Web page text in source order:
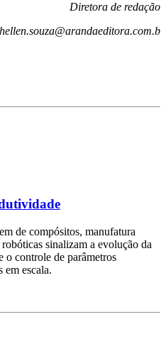
Diretora de redação
hellen.souza@arandaeditora.com.b
de compósitos, manufatura
sinalizam a evolução da
o controle de parâmetros
em escala.